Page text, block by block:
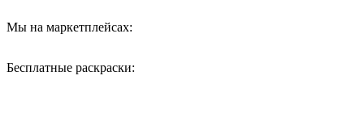
Мы на маркетплейсах:
Бесплатные раскраски: